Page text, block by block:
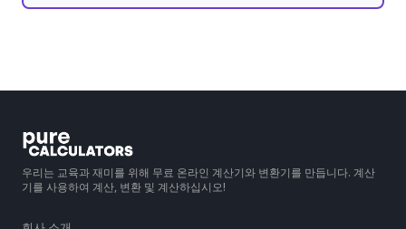
우리는 교육과 재미를 위해 무료 온라인 계산기와 변환기를 만듭니다. 계산
기를 사용하여 계산, 변환 및 계산하십시오!